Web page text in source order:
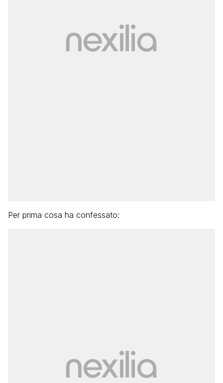
Per prima cosa ha confessato: